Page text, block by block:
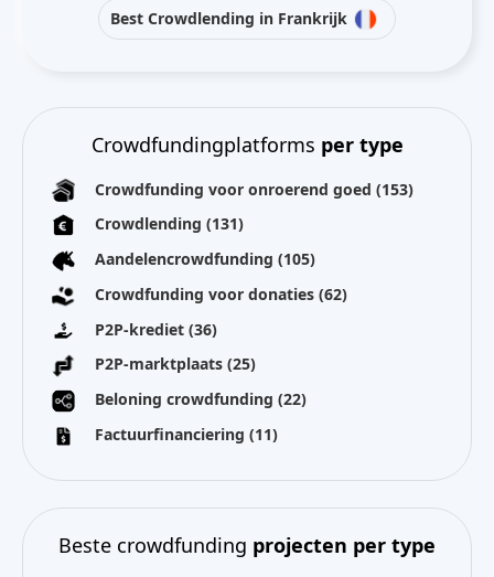
Best Crowdlending in Frankrijk
Crowdfundingplatforms per type
Crowdfunding voor onroerend goed (153)
Crowdlending (131)
Aandelencrowdfunding (105)
Crowdfunding voor donaties (62)
P2P-krediet (36)
P2P-marktplaats (25)
Beloning crowdfunding (22)
Factuurfinanciering (11)
Beste crowdfunding projecten per type